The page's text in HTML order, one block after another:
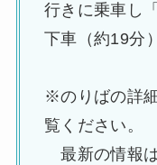
行きに乗車し「
下車（約19分）
※のりばの詳
覧ください。
最新の情報